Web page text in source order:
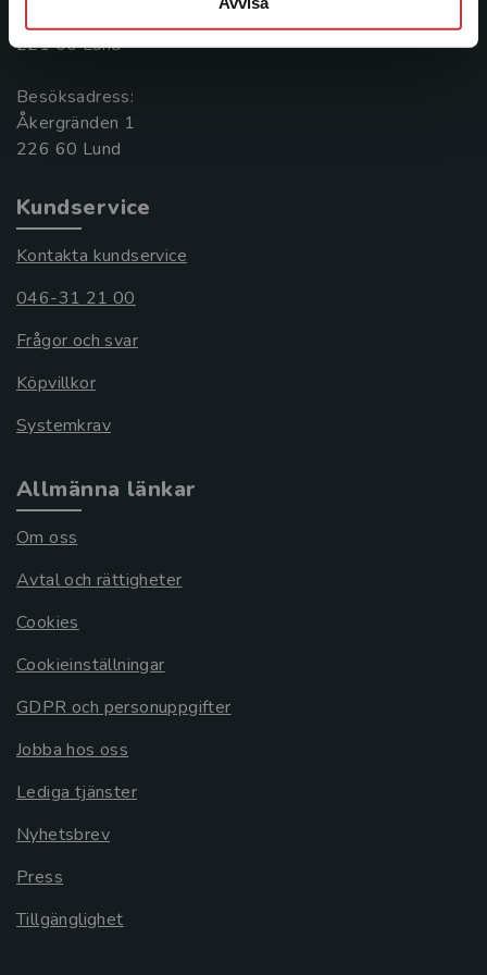
221 00 Lund
Besöksadress:
Åkergränden 1
Kundservice
Kontakta kundservice
046-31 21 00
Frågor och svar
Köpvillkor
Systemkrav
Allmänna länkar
Om oss
Avtal och rättigheter
Cookies
Cookieinställningar
GDPR och personuppgifter
Jobba hos oss
Lediga tjänster
Nyhetsbrev
Press
Tillgänglighet